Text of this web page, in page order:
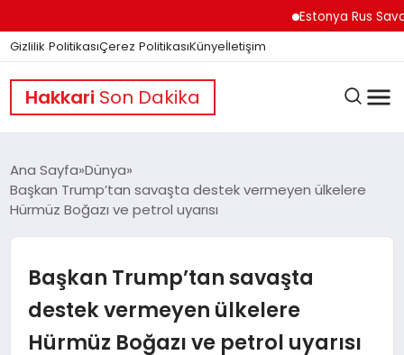
Estonya Rus
Gizlilik PolitikasıÇerez PolitikasıKünyeİletişim
Hakkari Son Dakika
GÜNDEM
DÜNYA
EĞITIM
Ana Sayfa Dünya
Başkan Trump’tan savaşta destek vermeyen ülkelere
Hürmüz Boğazı ve petrol uyarısı
Başkan Trump’tan savaşta
destek vermeyen ülkelere
Hürmüz Boğazı ve petrol uyarısı